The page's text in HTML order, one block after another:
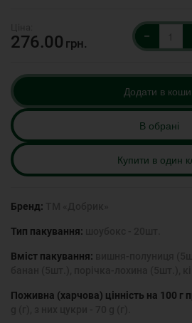
276.00 грн.
–
Додати в
В обрані
Купити в один
Бренд:
Тип пакування:
Вміст пакування:
Поживна (харчова) цінність на 100 г